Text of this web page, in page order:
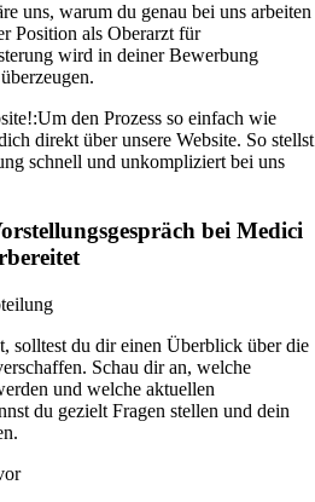
uns, warum du genau bei uns arbeiten
Position als Oberarzt für
wird in deiner Bewerbung
Um den Prozess so einfach wie
direkt über unsere Website. So stellst
schnell und unkompliziert bei uns
bei Medici
solltest du dir einen Überblick über die
Schau dir an, welche
und welche aktuellen
du gezielt Fragen stellen und dein